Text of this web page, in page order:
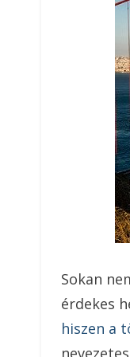
Sokan
érdekes
hiszen a